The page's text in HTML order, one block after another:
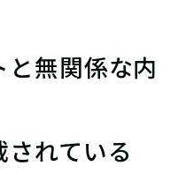
無関係な内
れている